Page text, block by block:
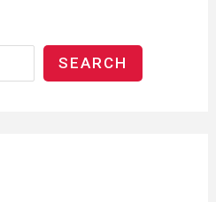
SEARCH